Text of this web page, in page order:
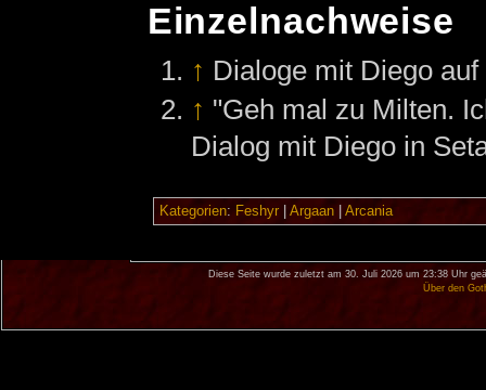
Einzelnachweise
↑ Dialoge mit Diego
↑ "Geh mal zu Milten.
Dialog mit Diego in
Kategorien: Feshyr| Argaan| Arcania
Diese Seite wurde zuletzt am 30. Juli 2026 um 23:38 Uhr
Über den